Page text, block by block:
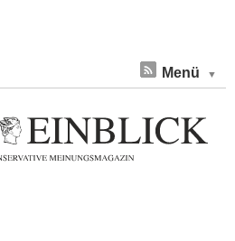
Menü